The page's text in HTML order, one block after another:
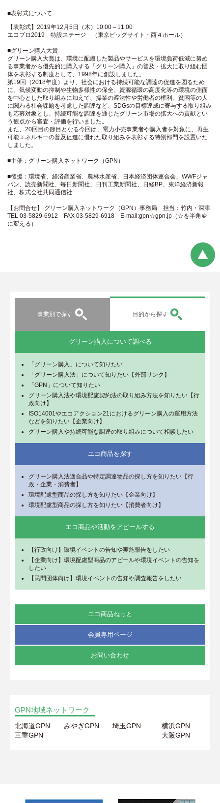
■表彰式について
【表彰式】2019年12月5日（木）10:00～11:00
エコプロ2019 特設ステージ （東京ビッグサイト・西４ホール）
■グリーン購入大賞
グリーン購入大賞は、環境に配慮した製品やサービスを環境負荷低減に努め
る事業者から優先的に購入する「グリーン購入」の普及・拡大に取り組む団
体を表彰する制度として、1998年に創設しました。
第19回（2018年度）より、社会における持続可能な調達の促進を図るため
に、気候変動の抑制や生物多様性の保全、資源循環の高度化等の環境の側面
を中心とした取り組みに加えて、操業の遵法性や労働者の権利、貧困等の人
に関わる社会課題を考慮した調達など、SDGsの目標達成に寄与する取り組み
も応募対象とし、持続可能な調達を通じたグリーン市場の拡大への貢献とい
う観点から審査・評価を行いました。
また、20回目の節目となる今回は、電力小売事業者や購入者を対象に、再生
可能エネルギーの普及促進に優れた取り組みを表彰する特別部門を設置いた
しました。
■主催：グリーン購入ネットワーク（GPN）
■後援：環境省、経済産業省、農林水産省、日本経済団体連合会、WWFジャ
パン、読売新聞社、毎日新聞社、日刊工業新聞社、日経BP、東洋経済新報
社、株式会社共同通信社
【お問合せ】 グリーン購入ネットワーク（GPN）事務局 担当：竹内・深津
TEL 03-5829-6912 FAX 03-5829-6918 E-mail:gpn☆gpn.jp（☆を半角＠
に変える）
事業別で探す 目的から探す
グリーン購入について調べる
「グリーン購入」について知りたい
「グリーン購入法」について知りたい【外部リンク】
「GPN」について知りたい
グリーン購入法や環境配慮契約法の取り組み方法を知りたい【行
政向け】
ISO14001やエコアクション21におけるグリーン購入の運用方法
などを知りたい【企業向け】
グリーン購入や持続可能な調達の取り組みについて相談したい
エコ商品を探す
グリーン購入法適合品や特定調達物品の探し方を知りたい【行
政・企業・消費者】
環境配慮型商品の探し方を知りたい【企業向け】
環境配慮型商品の探し方を知りたい【消費者向け】
エコ商品や活動をアピールする
【行政向け】環境イベントの告知や実施報告をしたい
【企業向け】環境配慮型商品のアピールや環境イベントの告知を
したい
【民間団体向け】環境イベントの告知や調査報告をしたい
エコ商品ねっと
会員専用ページ
お問い合わせ
GPN地域ネットワーク
北海道GPN みやぎGPN 埼玉GPN
横浜GPN
三重GPN
大阪GPN